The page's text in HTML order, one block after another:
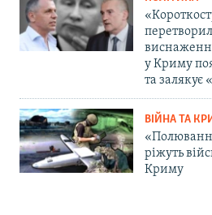
у Криму
та
ВІЙНА ТА
ріжуть
Криму